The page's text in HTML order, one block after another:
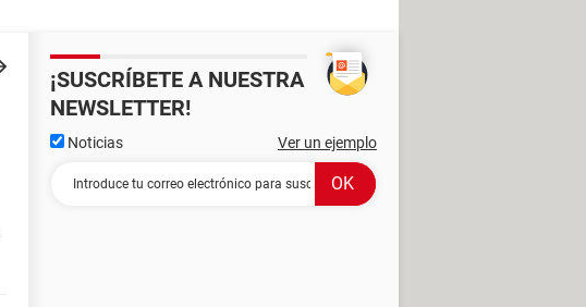
¡SUSCRÍBETE A NUESTRA
NEWSLETTER!
Noticias Ver un ejemplo